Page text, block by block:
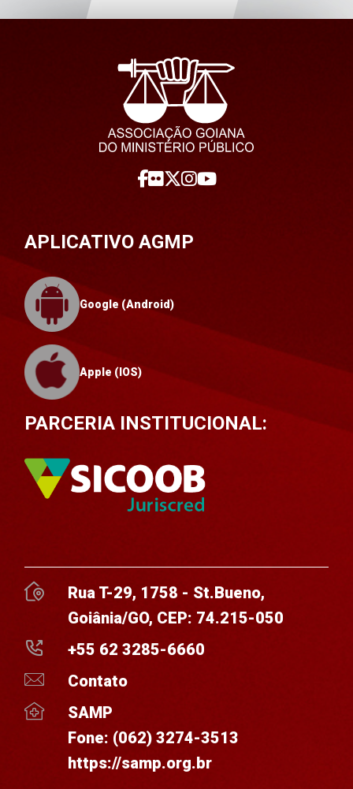
APLICATIVO AGMP
Google (Android)
Apple (IOS)
PARCERIA INSTITUCIONAL:
Rua T-29, 1758 - St.Bueno,
Goiânia/GO, CEP: 74.215-050
+55 62 3285-6660
Contato
SAMP
Fone: (062) 3274-3513
https://samp.org.br